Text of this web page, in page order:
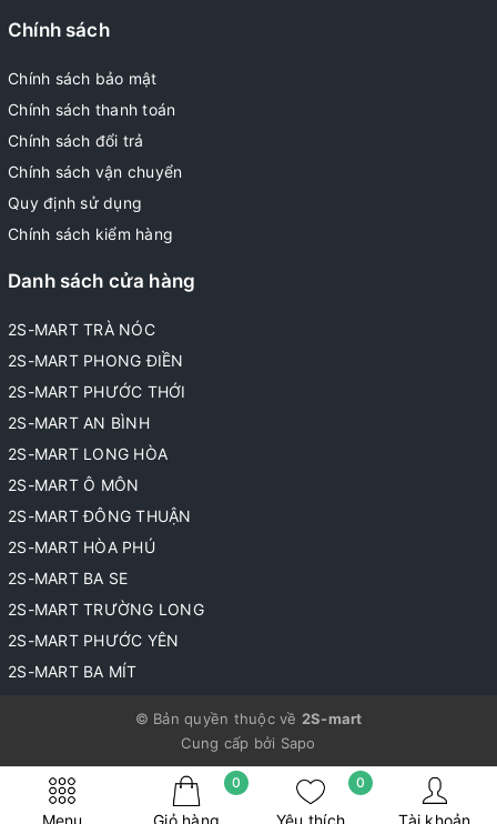
Menu Giỏ hàng
0
Yêu thích
0
Tài khoản
Chính sách
Chính sách bảo mật
Chính sách thanh toán
Chính sách đổi trả
Chính sách vận chuyển
Quy định sử dụng
Chính sách kiểm hàng
Danh sách cửa hàng
2S-MART TRÀ NÓC
2S-MART PHONG ĐIỀN
2S-MART PHƯỚC THỚI
2S-MART AN BÌNH
2S-MART LONG HÒA
2S-MART Ô MÔN
2S-MART ĐÔNG THUẬN
2S-MART HÒA PHÚ
2S-MART BA SE
2S-MART TRƯỜNG LONG
2S-MART PHƯỚC YÊN
2S-MART BA MÍT
© Bản quyền thuộc về 2S-mart
Cung cấp bởi Sapo